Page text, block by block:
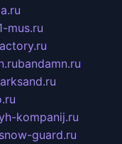
mus.ru
bandamn.ru
kompanij.ru
snow-guard.ru